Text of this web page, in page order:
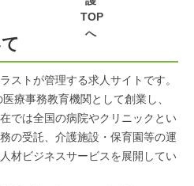
TOP
へ
ストが管理する求人サイトです。
療事務教育機関として創業し、
では全国の病院やクリニックとい
の受託、介護施設・保育園等の運
材ビジネスサービスを展開してい